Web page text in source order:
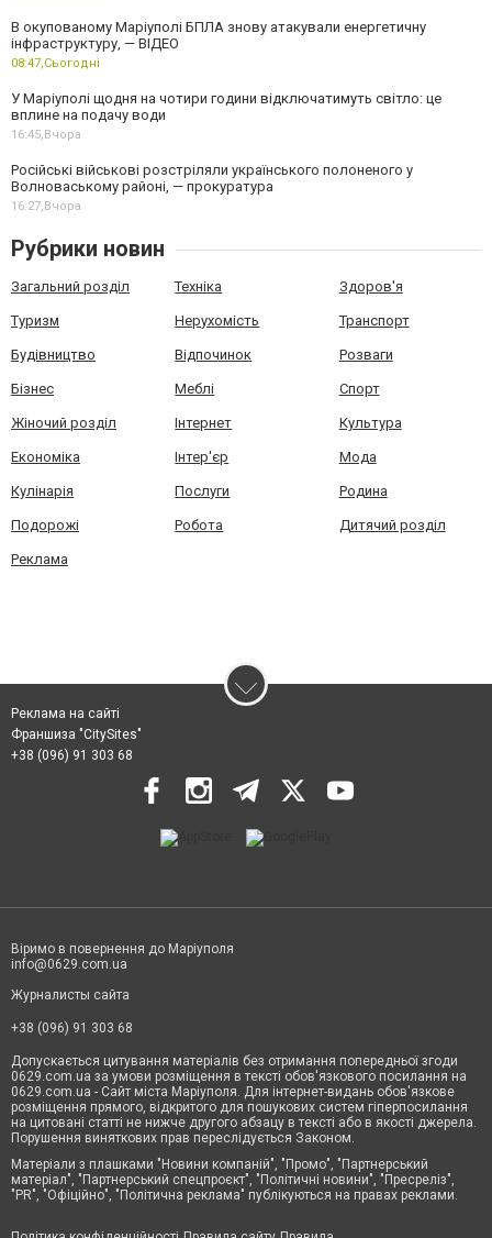
В окупованому Маріуполі БПЛА знову атакували енергетичну
інфраструктуру, — ВІДЕО
08:47,Сьогодні
У Маріуполі щодня на чотири години відключатимуть світло: це
вплине на подачу води
16:45,Вчора
Російські військові розстріляли українського полоненого у
Волноваському районі, — прокуратура
16:27,Вчора
Рубрики новин
Загальний розділ Техніка Здоров'я
Туризм Нерухомість Транспорт
Будівництво Відпочинок Розваги
Бізнес Меблі Спорт
Жіночий розділ Інтернет Культура
Економіка Інтер'єр Мода
Кулінарія Послуги Родина
Подорожі Робота Дитячий розділ
Реклама
Реклама на сайті
Франшиза "CitySites"
+38 (096) 91 303 68
Віримо в повернення до Маріуполя
info@0629.com.ua
Журналисты сайта
+38 (096) 91 303 68
Допускається цитування матеріалів без отримання попередньої згоди
0629.com.ua за умови розміщення в тексті обов'язкового посилання на
0629.com.ua - Сайт міста Маріуполя. Для інтернет-видань обов'язкове
розміщення прямого, відкритого для пошукових систем гіперпосилання
на цитовані статті не нижче другого абзацу в тексті або в якості джерела.
Порушення виняткових прав переслідується Законом.
Матеріали з плашками "Новини компаній", "Промо", "Партнерський
матеріал", "Партнерський спецпроєкт", "Політичні новини", "Пресреліз",
"PR", "Офіційно", "Політична реклама" публікуються на правах реклами.